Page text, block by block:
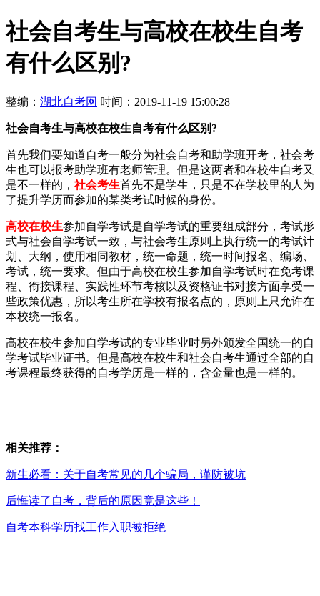
社会自考生与高校在校生自考
有什么区别?
整编： 湖北自考网 时间：2019-11-19 15:00:28
社会自考生与高校在校生自考有什么区别?
首先我们要知道自考一般分为社会自考和助学班开考，社会考
生也可以报考助学班有老师管理。但是这两者和在校生自考又
是不一样的， 社会考生首先不是学生，只是不在学校里的人为
了提升学历而参加的某类考试时候的身份。
高校在校生参加自学考试是自学考试的重要组成部分，考试形
式与社会自学考试一致，与社会考生原则上执行统一的考试计
划、大纲，使用相同教材，统一命题，统一时间报名、编场、
考试，统一要求。但由于高校在校生参加自学考试时在免考课
程、衔接课程、实践性环节考核以及资格证书对接方面享受一
些政策优惠，所以考生所在学校有报名点的，原则上只允许在
本校统一报名。
高校在校生参加自学考试的专业毕业时另外颁发全国统一的自
学考试毕业证书。但是高校在校生和社会自考生通过全部的自
考课程最终获得的自考学历是一样的，含金量也是一样的。
相关推荐：
新生必看：关于自考常见的几个骗局，谨防被坑
后悔读了自考，背后的原因竟是这些！
自考本科学历找工作入职被拒绝